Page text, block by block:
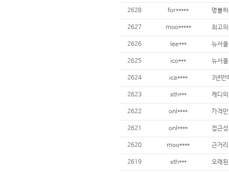
2628 for***** 명불
2627 moo***** 최고
2626 lee*** 뉴서울
2625 ico*** 뉴서울
2624 ica**** 3년만
2623 sth*** 캐디
2622 onl****
2621 onl**** 접근
2620 moo**** 근거
2619 sth*** 오래